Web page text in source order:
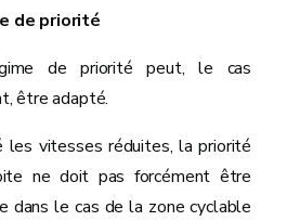
de priorité
de priorité peut, le cas
être adapté.
les vitesses réduites, la priorité
ne doit pas forcément être
dans le cas de la zone cyclable